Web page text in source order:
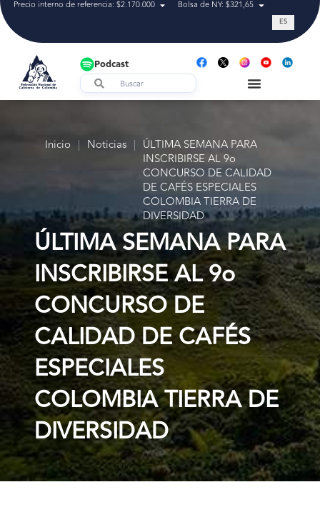
Precio interno de referencia: $2.170.000 Bolsa de NY: $321,65 Tasa de
ES
Podcast
Inicio | Noticias | ÚLTIMA SEMANA PARA
INSCRIBIRSE AL 9o
CONCURSO DE CALIDAD
DE CAFÉS ESPECIALES
COLOMBIA TIERRA DE
DIVERSIDAD
ÚLTIMA SEMANA PARA
INSCRIBIRSE AL 9o
CONCURSO DE
CALIDAD DE CAFÉS
ESPECIALES
COLOMBIA TIERRA DE
DIVERSIDAD